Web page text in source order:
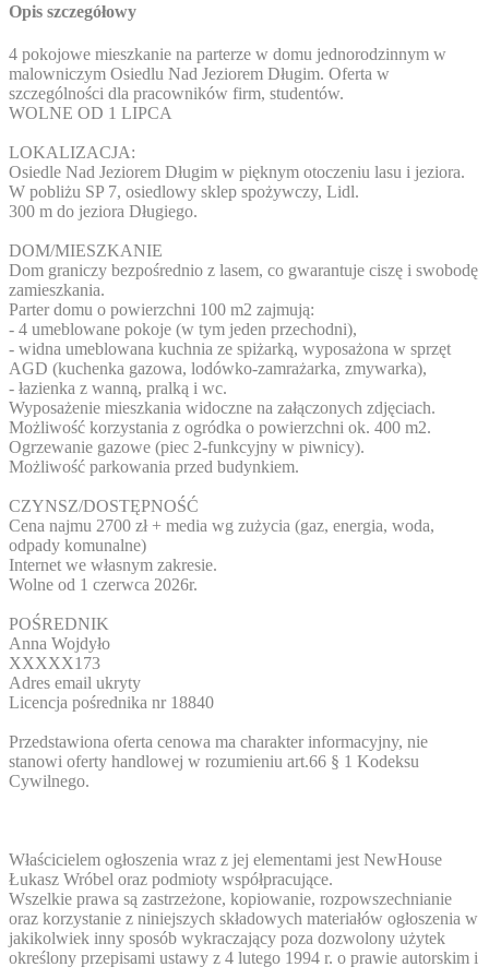
Opis szczegółowy
4 pokojowe mieszkanie na parterze w domu jednorodzinnym w
malowniczym Osiedlu Nad Jeziorem Długim. Oferta w
szczególności dla pracowników firm, studentów.
WOLNE OD 1 LIPCA
LOKALIZACJA:
Osiedle Nad Jeziorem Długim w pięknym otoczeniu lasu i jeziora.
W pobliżu SP 7, osiedlowy sklep spożywczy, Lidl.
300 m do jeziora Długiego.
DOM/MIESZKANIE
Dom graniczy bezpośrednio z lasem, co gwarantuje ciszę i swobodę
zamieszkania.
Parter domu o powierzchni 100 m2 zajmują:
- 4 umeblowane pokoje (w tym jeden przechodni),
- widna umeblowana kuchnia ze spiżarką, wyposażona w sprzęt
AGD (kuchenka gazowa, lodówko-zamrażarka, zmywarka),
- łazienka z wanną, pralką i wc.
Wyposażenie mieszkania widoczne na załączonych zdjęciach.
Możliwość korzystania z ogródka o powierzchni ok. 400 m2.
Ogrzewanie gazowe (piec 2-funkcyjny w piwnicy).
Możliwość parkowania przed budynkiem.
CZYNSZ/DOSTĘPNOŚĆ
Cena najmu 2700 zł + media wg zużycia (gaz, energia, woda,
odpady komunalne)
Internet we własnym zakresie.
Wolne od 1 czerwca 2026r.
POŚREDNIK
Anna Wojdyło
XXXXX173
Adres email ukryty
Licencja pośrednika nr 18840
Przedstawiona oferta cenowa ma charakter informacyjny, nie
stanowi oferty handlowej w rozumieniu art.66 § 1 Kodeksu
Cywilnego.
Właścicielem ogłoszenia wraz z jej elementami jest NewHouse
Łukasz Wróbel oraz podmioty współpracujące.
Wszelkie prawa są zastrzeżone, kopiowanie, rozpowszechnianie
oraz korzystanie z niniejszych składowych materiałów ogłoszenia w
jakikolwiek inny sposób wykraczający poza dozwolony użytek
określony przepisami ustawy z 4 lutego 1994 r. o prawie autorskim i